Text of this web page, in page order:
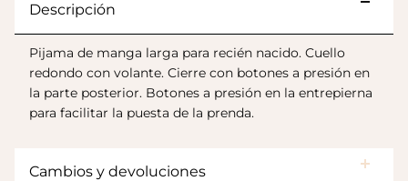
Descripción
Pijama de manga larga para recién nacido. Cuello
redondo con volante. Cierre con botones a presión en
la parte posterior. Botones a presión en la entrepierna
para facilitar la puesta de la prenda.
Cambios y devoluciones
Botas Splash Euri Borreguito